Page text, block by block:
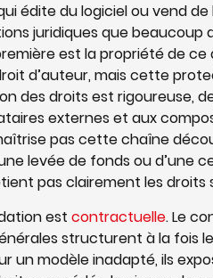
édite du logiciel ou vend
juridiques que beaucoup
est la propriété de
d’auteur, mais cette
des droits est rigoureuse,
externes et aux
pas cette chaîne
levée de fonds ou d’une
pas clairement les droits
est contractuelle. Le
structurent à la fois
un modèle inadapté, ils